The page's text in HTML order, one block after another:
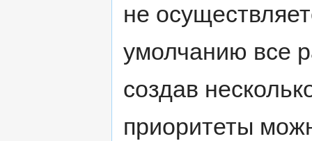
не
умолчанию все
создав
приоритеты